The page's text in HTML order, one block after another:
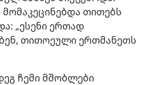
თითებს
„ესენი ერთად
თითოეული ერთმანეთს
ჩემი მშობლები